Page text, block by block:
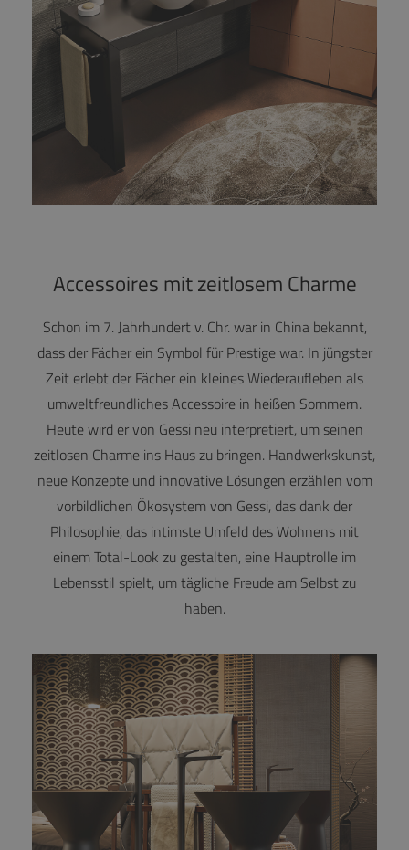
Accessoires mit zeitlosem Charme
Schon im 7. Jahrhundert v. Chr. war in China bekannt,
dass der Fächer ein Symbol für Prestige war. In jüngster
Zeit erlebt der Fächer ein kleines Wiederaufleben als
umweltfreundliches Accessoire in heißen Sommern.
Heute wird er von Gessi neu interpretiert, um seinen
zeitlosen Charme ins Haus zu bringen. Handwerkskunst,
neue Konzepte und innovative Lösungen erzählen vom
vorbildlichen Ökosystem von Gessi, das dank der
Philosophie, das intimste Umfeld des Wohnens mit
einem Total-Look zu gestalten, eine Hauptrolle im
Lebensstil spielt, um tägliche Freude am Selbst zu
haben.